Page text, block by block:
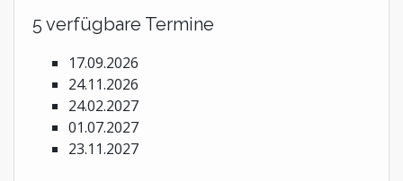
5 verfügbare Termine
17.09.2026
24.11.2026
24.02.2027
01.07.2027
23.11.2027